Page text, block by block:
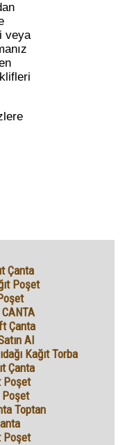
veya
Çanta
Poşet
Çanta
Al
Kağıt Torba
Çanta
Poşet
Poşet
Toptan
Poşet